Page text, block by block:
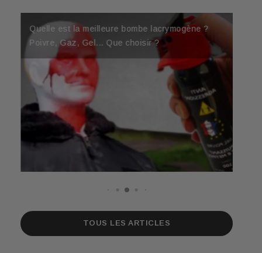
Meilleur Taser 2026 : Comparatif Shockers en
Quelle est la meilleure bombe lacrymogène ?
Poivre, Gaz, Gel... Que choisir ?
Un mineur peut-il acheter une bombe lacrymogène selon la loi ?
Est-ce légal d'acheter un tazer ? Taser ou
Shocker, que dit la loi ?
TOUS LES ARTICLES